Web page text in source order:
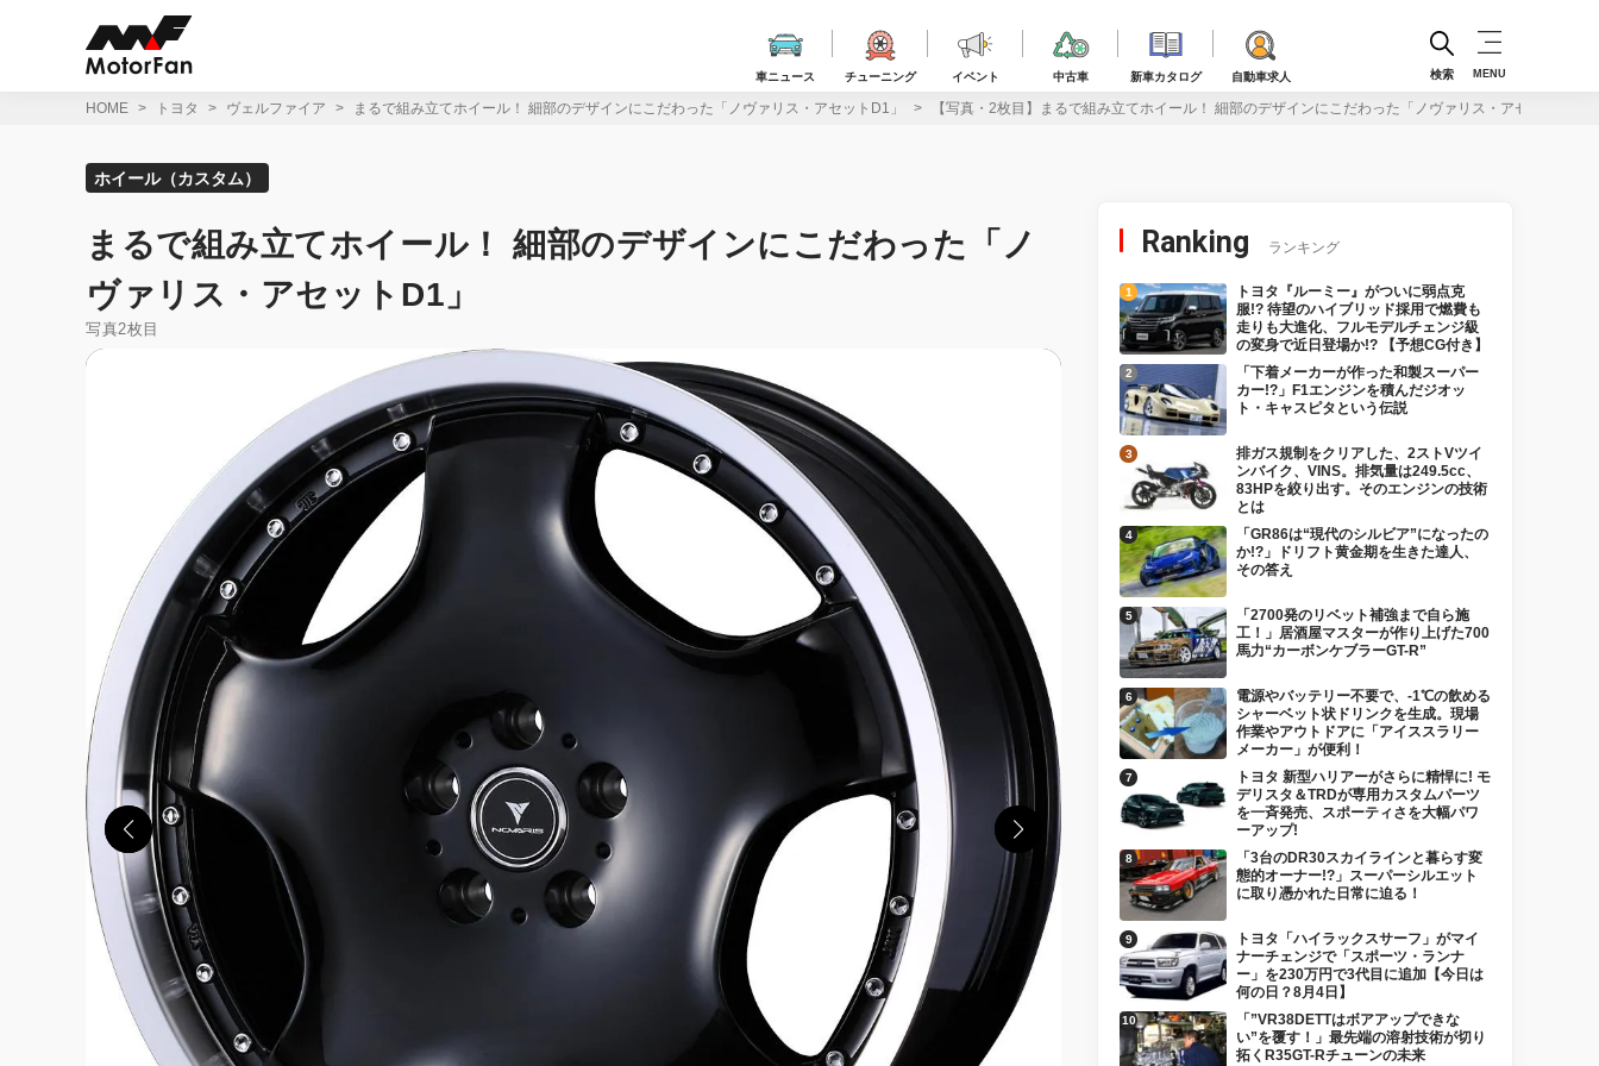
車ニュース チューニング イベント 中古車 新車カタログ 自動車求人 検索 MENU
HOME トヨタ ヴェルファイア まるで組み立てホイール！ 細部のデザインにこだわった「ノヴァリス・アセットD1」 【写真・2枚目】まるで組み立てホイール！ 細部のデザインにこだわった「ノヴァリス・アセットD1」
ホイール（カスタム）
まるで組み立てホイール！ 細部のデザインにこだわった「ノ
ヴァリス・アセットD1」
写真2枚目
Ranking ランキング
トヨタ『ルーミー』がついに弱点克
服!? 待望のハイブリッド採用で燃費も
走りも大進化、フルモデルチェンジ級
の変身で近日登場か!? 【予想CG付き】
「下着メーカーが作った和製スーパー
カー!?」F1エンジンを積んだジオッ
ト・キャスピタという伝説
排ガス規制をクリアした、2ストVツイ
ンバイク、VINS。排気量は249.5cc、
83HPを絞り出す。そのエンジンの技術
とは
「GR86は“現代のシルビア”になったの
か!?」ドリフト黄金期を生きた達人、
その答え
「2700発のリベット補強まで自ら施
工！」居酒屋マスターが作り上げた700
馬力“カーボンケブラーGT-R”
電源やバッテリー不要で、-1℃の飲める
シャーベット状ドリンクを生成。現場
作業やアウトドアに「アイススラリー
メーカー」が便利！
トヨタ 新型ハリアーがさらに精悍に! モ
デリスタ＆TRDが専用カスタムパーツ
を一斉発売、スポーティさを大幅パワ
ーアップ!
「3台のDR30スカイラインと暮らす変
態的オーナー!?」スーパーシルエット
に取り憑かれた日常に迫る！
トヨタ「ハイラックスサーフ」がマイ
ナーチェンジで「スポーツ・ランナ
ー」を230万円で3代目に追加【今日は
何の日？8月4日】
「”VR38DETTはボアアップできな
い”を覆す！」最先端の溶射技術が切り
拓くR35GT-Rチューンの未来